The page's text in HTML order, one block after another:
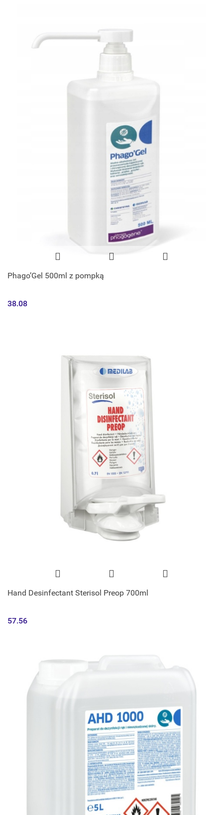
Phago’Gel 500ml z pompką
38.08
Hand Desinfectant Sterisol Preop 700ml
57.56